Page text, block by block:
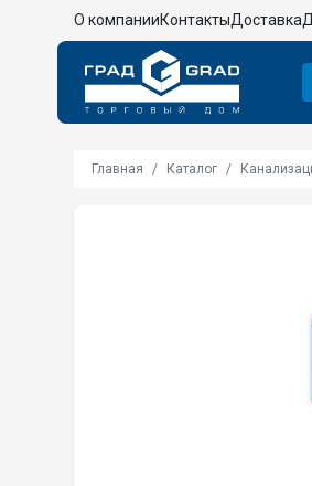
О компанииКонтактыДоставка
Главная Каталог